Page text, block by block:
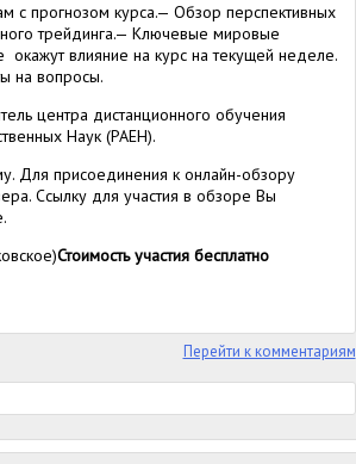
с прогнозом курса.— Обзор перспективных
трейдинга.— Ключевые мировые
окажут влияние на курс на текущей неделе.
на вопросы.
центра дистанционного обучения
Наук (РАЕН).
Для присоединения к онлайн-обзору
Ссылку для участия в обзоре Вы
Стоимость участия бесплатно
Перейти к комментариям